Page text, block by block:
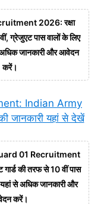
2026: रक्षा
ग्रेजुएट पास वालों के लिए
जानकारी और आवेदन
करें।
Indian Army
जानकारी यहां से देखें
01 Recruitment
की तरफ से 10 वीं पास
से अधिक जानकारी और
करें।